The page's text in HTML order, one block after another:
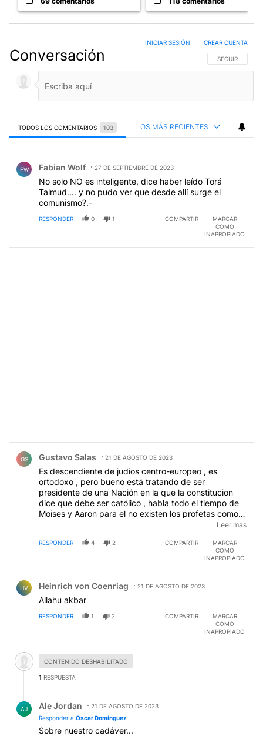
Conversación SIGA ESTA
SEGUIR
INICIAR SESIÓN CREAR CUENTA
TODOS LOS COMENTARIOS 103 LOS MÁS RECIENTES
FW Fabian Wolf 27 DE SEPTIEMBRE DE 2023
No solo NO es inteligente, dice haber leído Torá
Talmud.... y no pudo ver que desde allí surge el
comunismo?.-
RESPONDER 0 1 COMPARTIR
MARCAR
COMO
INAPROPIADO
GS Gustavo Salas 21 DE AGOSTO DE 2023
Es descendiente de judios centro-europeo , es
ortodoxo , pero bueno está tratando de ser
presidente de una Nación en la que la constitucion
dice que debe ser católico , habla todo el tiempo de
Moises y Aaron para el no existen los profetas como
Isaias, etc. ni mucho menos el nuevo testamento de
judios , ahora que quiera vender las empresas del
Estado o sea de la nacion argentina para dolarizar la
Leer mas
RESPONDER 4 2 COMPARTIR
MARCAR
COMO
INAPROPIADO
HV Heinrich von Coenriag 21 DE AGOSTO DE 2023
Allahu akbar
RESPONDER 1 2 COMPARTIR
MARCAR
COMO
INAPROPIADO
Comentario desactivado.
CONTENIDO DESHABILITADO
1 RESPUESTA
AJ Ale Jordan
21 DE AGOSTO DE 2023
Responder a Oscar Domínguez
Sobre nuestro cadáver...